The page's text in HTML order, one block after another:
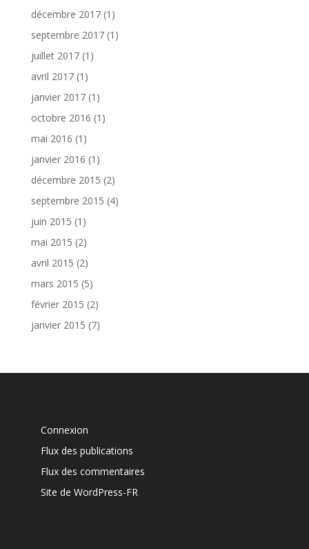
décembre 2017(1)
septembre 2017(1)
juillet 2017(1)
avril 2017(1)
janvier 2017(1)
octobre 2016 (1)
mai 2016 (1)
janvier 2016 (1)
décembre 2015 (2)
septembre 2015 (4)
juin 2015 (1)
mai 2015 (2)
avril 2015 (2)
mars 2015 (5)
février 2015 (2)
janvier 2015 (7)
Connexion
Flux des publications
Flux des commentaires
Site de WordPress-FR